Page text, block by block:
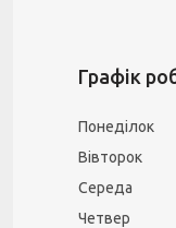
Графік
Понеділок
Вівторок
Середа
Четвер